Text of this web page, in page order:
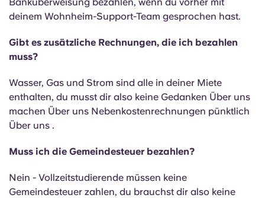
deinem Wohnheim-Support-Team gesprochen hast.
Gibt es zusätzliche Rechnungen, die ich bezahlen
muss?
Wasser, Gas und Strom sind alle in deiner Miete
enthalten, du musst dir also keine Gedanken Über uns
machen Über uns Nebenkostenrechnungen pünktlich
Über uns .
Muss ich die Gemeindesteuer bezahlen?
Nein - Vollzeitstudierende müssen keine
Gemeindesteuer zahlen, du brauchst dir also keine